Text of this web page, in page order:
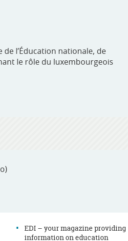
l’Éducation nationale, de
le rôle du luxembourgeois
EDI – your magazine providing
information on education